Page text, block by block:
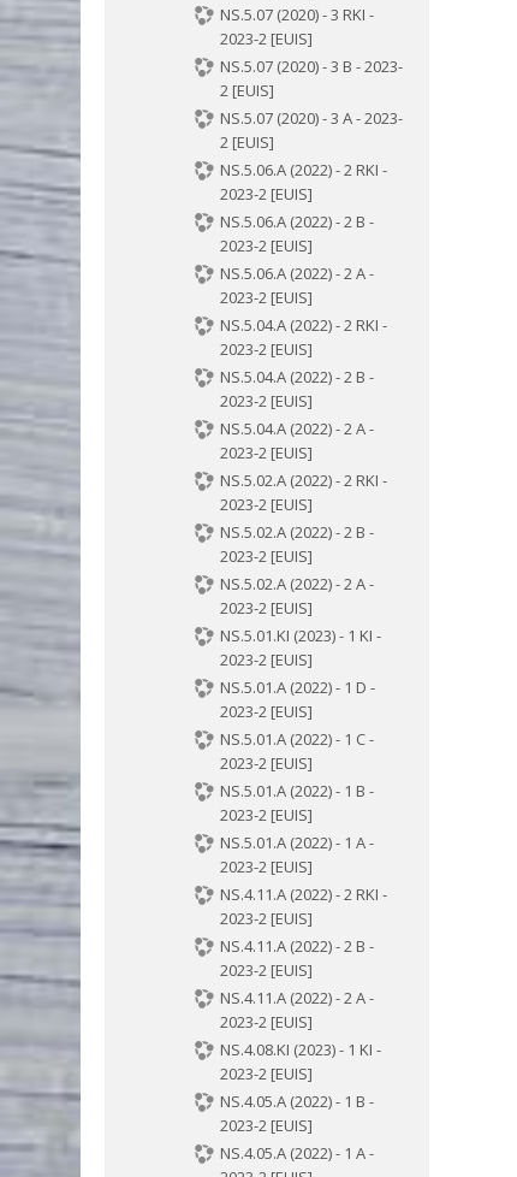
NS.5.07 (2020) - 3 RKI -
2023-2 [EUIS]
NS.5.07 (2020) - 3 B - 2023-
2 [EUIS]
NS.5.07 (2020) - 3 A - 2023-
2 [EUIS]
NS.5.06.A (2022) - 2 RKI -
2023-2 [EUIS]
NS.5.06.A (2022) - 2 B -
2023-2 [EUIS]
NS.5.06.A (2022) - 2 A -
2023-2 [EUIS]
NS.5.04.A (2022) - 2 RKI -
2023-2 [EUIS]
NS.5.04.A (2022) - 2 B -
2023-2 [EUIS]
NS.5.04.A (2022) - 2 A -
2023-2 [EUIS]
NS.5.02.A (2022) - 2 RKI -
2023-2 [EUIS]
NS.5.02.A (2022) - 2 B -
2023-2 [EUIS]
NS.5.02.A (2022) - 2 A -
2023-2 [EUIS]
NS.5.01.KI (2023) - 1 KI -
2023-2 [EUIS]
NS.5.01.A (2022) - 1 D -
2023-2 [EUIS]
NS.5.01.A (2022) - 1 C -
2023-2 [EUIS]
NS.5.01.A (2022) - 1 B -
2023-2 [EUIS]
NS.5.01.A (2022) - 1 A -
2023-2 [EUIS]
NS.4.11.A (2022) - 2 RKI -
2023-2 [EUIS]
NS.4.11.A (2022) - 2 B -
2023-2 [EUIS]
NS.4.11.A (2022) - 2 A -
2023-2 [EUIS]
NS.4.08.KI (2023) - 1 KI -
2023-2 [EUIS]
NS.4.05.A (2022) - 1 B -
2023-2 [EUIS]
NS.4.05.A (2022) - 1 A -